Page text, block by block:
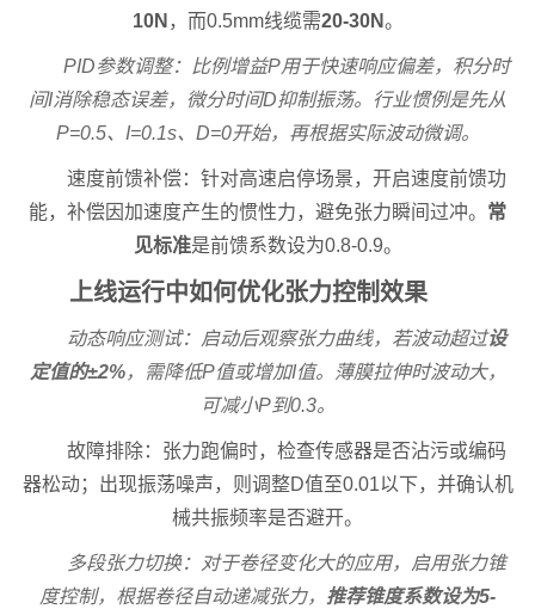
10N ，而0.5mm线缆需20-30N。
PID参数调整：比例增益P用于快速响应偏差，积分时
间I消除稳态误差，微分时间D抑制振荡。行业惯例是先从
P=0.5、I=0.1s、D=0开始，再根据实际波动微调。
速度前馈补偿：针对高速启停场景，开启速度前馈功
能，补偿因加速度产生的惯性力，避免张力瞬间过冲。 常
见标准是前馈系数设为0.8-0.9。
上线运行中如何优化张力控制效果
动态响应测试：启动后观察张力曲线，若波动超过设
定值的±2%，需降低P值或增加I值。薄膜拉伸时波动大，
可减小P到0.3。
故障排除：张力跑偏时，检查传感器是否沾污或编码
器松动；出现振荡噪声，则调整D值至0.01以下，并确认机
械共振频率是否避开。
多段张力切换：对于卷径变化大的应用，启用张力锥
度控制，根据卷径自动递减张力， 推荐锥度系数设为5-